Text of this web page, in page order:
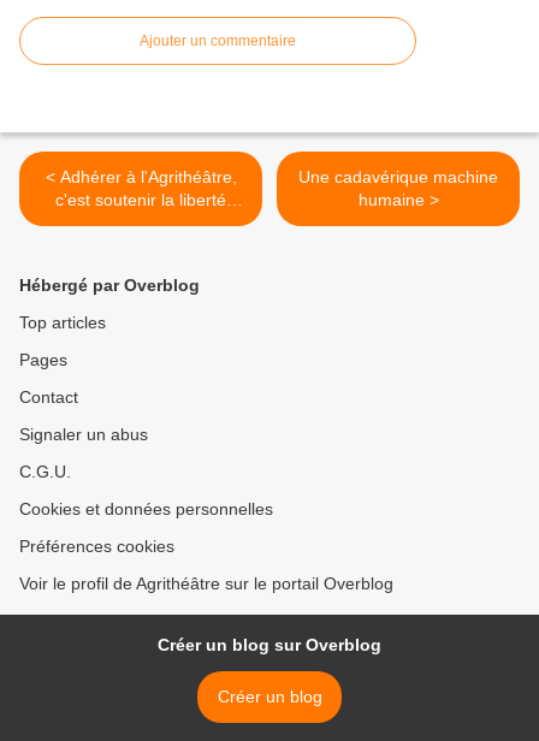
Ajouter un commentaire
< Adhérer à l'Agrithéâtre,
c'est soutenir la liberté
d'expression.
Une cadavérique machine
humaine >
Hébergé par Overblog
Top articles
Pages
Contact
Signaler un abus
C.G.U.
Cookies et données personnelles
Préférences cookies
Voir le profil de Agrithéâtre sur le portail Overblog
Créer un blog sur Overblog
Créer un blog